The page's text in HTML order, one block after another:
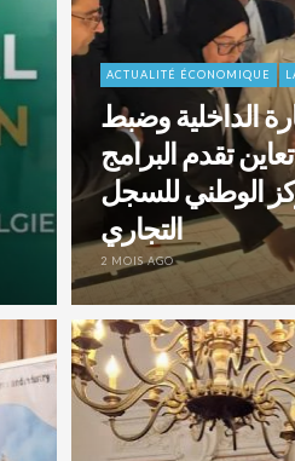
ACTUALITÉ ÉCONOMIQUE
الداخلية وضبط
تقدم البرامج
الوطني للسجل
التجاري
2 MOIS AGO